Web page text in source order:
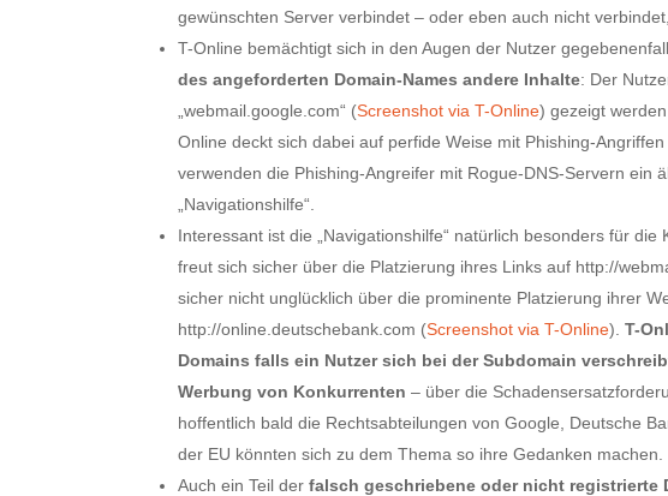
gewünschten Server verbindet – oder eben auch nicht
T-Online bemächtigt sich in den Augen der Nutzer
des angeforderten Domain-Names andere Inhalte: Der
„webmail.google.com“ (Screenshot via T-Online) gezeigt
Online deckt sich dabei auf perfide Weise mit Phishing-
verwenden die Phishing-Angreifer mit Rogue-DNS-Servern ein
„Navigationshilfe“.
Interessant ist die „Navigationshilfe“ natürlich besonders für
freut sich sicher über die Platzierung ihres Links auf http://
sicher nicht unglücklich über die prominente Platzierung ihrer
http://online.deutschebank.com (Screenshot via T-Online).T-
Domains falls ein Nutzer sich bei der Subdomain
Werbung von Konkurrenten – über die
hoffentlich bald die Rechtsabteilungen von Google, Deutsche
der EU könnten sich zu dem Thema so ihre Gedanken machen.
Auch ein Teil derfalsch geschriebene oder nicht registrierte